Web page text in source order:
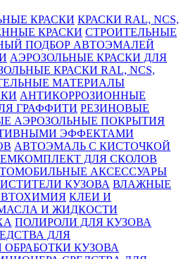
КРАСКИ КРАСКИ RAL, NCS,
КРАСКИ СТРОИТЕЛЬНЫЕ
ПОДБОР АВТОЭМАЛЕЙ
АЭРОЗОЛЬНЫЕ КРАСКИ ДЛЯ
КРАСКИ RAL, NCS,
МАТЕРИАЛЫ
АНТИКОРРОЗИОННЫЕ
ГРАФФИТИ РЕЗИНОВЫЕ
АЭРОЗОЛЬНЫЕ ПОКРЫТИЯ
ЭФФЕКТАМИ
АВТОЭМАЛЬ С КИСТОЧКОЙ
ДЛЯ СКОЛОВ
АКСЕССУАРЫ
КУЗОВА ВЛАЖНЫЕ
КЛЕИ И
И ЖИДКОСТИ
ПОЛИРОЛИ ДЛЯ КУЗОВА
ДЛЯ
КУЗОВА